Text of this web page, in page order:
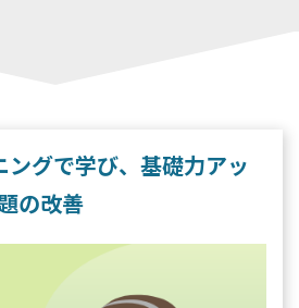
ングで学び、基礎⼒アッ
の改善